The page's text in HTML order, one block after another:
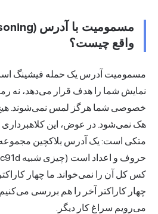
واقع چیست؟
مسمومیت آدرس یک حمله فیشینگ
نمایش شما را هدف قرار می‌دهد، نه
خصوصی شما هرگز لمس نمی‌شوند. هیچ
هک نمی‌شود. در عوض، این کلاهبرداری
متکی است: یک آدرس بلاکچین
کس کل آن را نمی‌خواند. ما چهار
چهار کاراکتر آخر را هم بررسی
می‌رویم سراغ کار دیگر.